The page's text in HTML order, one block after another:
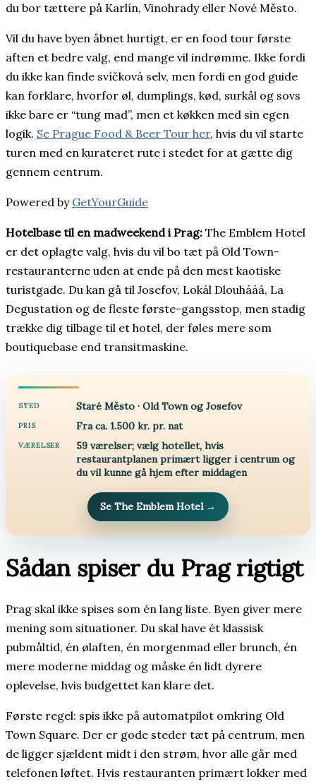
du bor tættere på Karlín, Vinohrady eller Nové Město.
Vil du have byen åbnet hurtigt, er en food tour første
aften et bedre valg, end mange vil indrømme. Ikke fordi
du ikke kan finde svíčková selv, men fordi en god guide
kan forklare, hvorfor øl, dumplings, kød, surkål og sovs
ikke bare er “tung mad”, men et køkken med sin egen
logik. Se Prague Food & Beer Tour her, hvis du vil starte
turen med en kurateret rute i stedet for at gætte dig
gennem centrum.
Powered by GetYourGuide
Hotelbase til en madweekend i Prag: The Emblem Hotel
er det oplagte valg, hvis du vil bo tæt på Old Town-
restauranterne uden at ende på den mest kaotiske
turistgade. Du kan gå til Josefov, Lokál Dlouhááá, La
Degustation og de fleste første-gangsstop, men stadig
trække dig tilbage til et hotel, der føles mere som
boutiquebase end transitmaskine.
STED Staré Město · Old Town og Josefov
PRIS Fra ca. 1.500 kr. pr. nat
VÆRELSER
59 værelser; vælg hotellet, hvis
restaurantplanen primært ligger i centrum og
du vil kunne gå hjem efter middagen
Se The Emblem Hotel →
Sådan spiser du Prag rigtigt
Prag skal ikke spises som én lang liste. Byen giver mere
mening som situationer. Du skal have ét klassisk
pubmåltid, én ølaften, én morgenmad eller brunch, én
mere moderne middag og måske én lidt dyrere
oplevelse, hvis budgettet kan klare det.
Første regel: spis ikke på automatpilot omkring Old
Town Square. Der er gode steder tæt på centrum, men
de ligger sjældent midt i den strøm, hvor alle går med
telefonen løftet. Hvis restauranten primært lokker med